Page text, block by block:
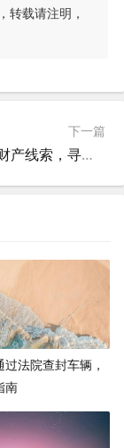
转载请注明，
下一篇
寻找老赖财产线索，寻找老赖财产线索怎么写？
法院查封车辆，
南